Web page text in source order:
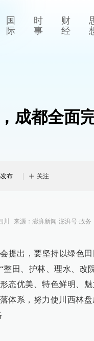
国
际
时
事
财
经
成都全面
布 关注
川 来源： 澎湃新闻·澎湃号·政务
提出，要坚持以绿色
整田、护林、理水、改
态优美、特色鲜明、
体系，努力使川西林